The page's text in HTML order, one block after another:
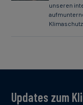
unseren
Updates zum